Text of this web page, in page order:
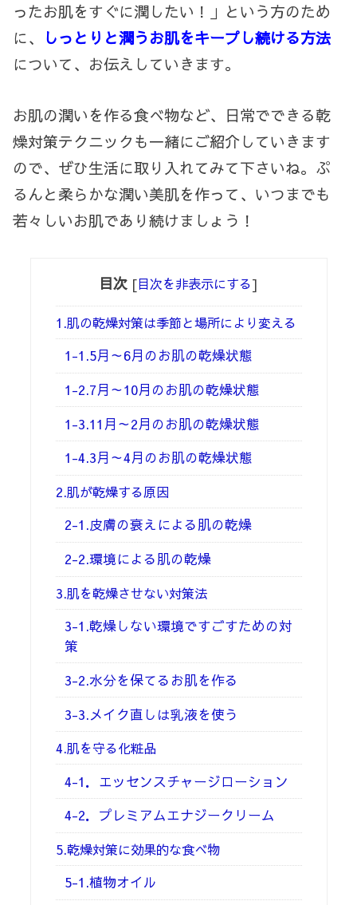
ったお肌をすぐに潤したい！」という方のため
に、
しっとりと潤うお肌をキープし続ける方法
について、お伝えしていきます。
お肌の潤いを作る食べ物など、日常でできる乾
燥対策テクニックも一緒にご紹介していきます
ので、ぜひ生活に取り入れてみて下さいね。ぷ
るんと柔らかな潤い美肌を作って、いつまでも
若々しいお肌であり続けましょう！
目次 [目次を非表示にする]
1.肌の乾燥対策は季節と場所により変える
1-1.5月～6月のお肌の乾燥状態
1-2.7月～10月のお肌の乾燥状態
1-3.11月～2月のお肌の乾燥状態
1-4.3月～4月のお肌の乾燥状態
2.肌が乾燥する原因
2-1.皮膚の衰えによる肌の乾燥
2-2.環境による肌の乾燥
3.肌を乾燥させない対策法
3-1.乾燥しない環境ですごすための対
策
3-2.水分を保てるお肌を作る
3-3.メイク直しは乳液を使う
4.肌を守る化粧品
4-1．エッセンスチャージローション
4-2．プレミアムエナジークリーム
5.乾燥対策に効果的な食べ物
5-1.植物オイル